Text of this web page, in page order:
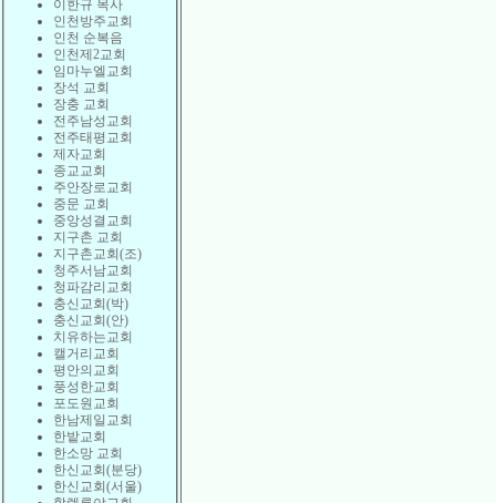
이한규 목사
인천방주교회
인천 순복음
인천제2교회
임마누엘교회
장석 교회
장충 교회
전주남성교회
전주태평교회
제자교회
종교교회
주안장로교회
중문 교회
중앙성결교회
지구촌 교회
지구촌교회(조)
청주서남교회
청파감리교회
충신교회(박)
충신교회(안)
치유하는교회
캘거리교회
평안의교회
풍성한교회
포도원교회
한남제일교회
한밭교회
한소망 교회
한신교회(분당)
한신교회(서울)